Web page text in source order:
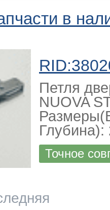
в
Петля
NUOVA
Глубина):
Точное